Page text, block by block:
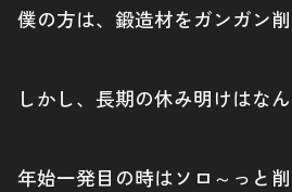
僕の方は、鍛造材をガンガン削
しかし、長期の休み明けはな
年始一発目の時はソロ～っと